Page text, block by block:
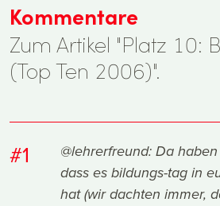
Kommentare
Zum Artikel "Platz 10:
(Top Ten 2006)".
#1
@lehrerfreund: Da
dass es bildungs-tag in
hat (wir dachten immer,